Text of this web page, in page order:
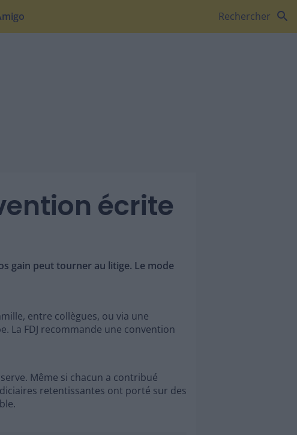
Rechercher search
écrite
gain peut tourner au litige. Le mode
entre collègues, ou via une
La FDJ recommande une convention
Même si chacun a contribué
retentissantes ont porté sur des